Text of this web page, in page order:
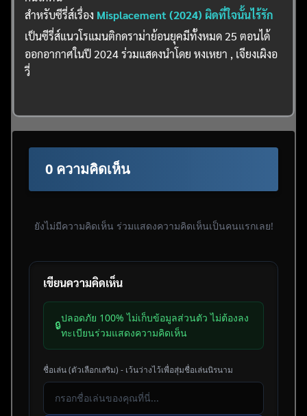
สำหรับซีรี่ส์เรื่อง Misplacement (2024) ผิดที่ใจนั้นไร้รัก
เป็นซีรี่ส์แนวโรแมนติกดราม่าย้อนยุคมีทั้งหมด 25 ตอนได้
ออกอากาศในปี 2024 ร่วมแสดงนำโดย หงเหยา , เจียงเผิงอ
วี่
0 ความคิดเห็น
ยังไม่มีความคิดเห็น ร่วมแสดงความคิดเห็นเป็นคนแรกเลย!
เขียนความคิดเห็น
🔒
ปลอดภัย 100% ไม่เก็บข้อมูลส่วนตัว ไม่ต้องลง
ทะเบียนร่วมแสดงความคิดเห็น
ชื่อเล่น (ตัวเลือกเสริม) - เว้นว่างไว้เพื่อสุ่มชื่อเล่นนิรนาม